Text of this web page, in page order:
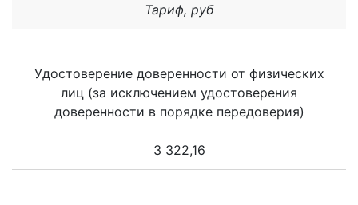
Тариф, руб
Удостоверение доверенности от физических
лиц (за исключением удостоверения
доверенности в порядке передоверия)
3 322,16